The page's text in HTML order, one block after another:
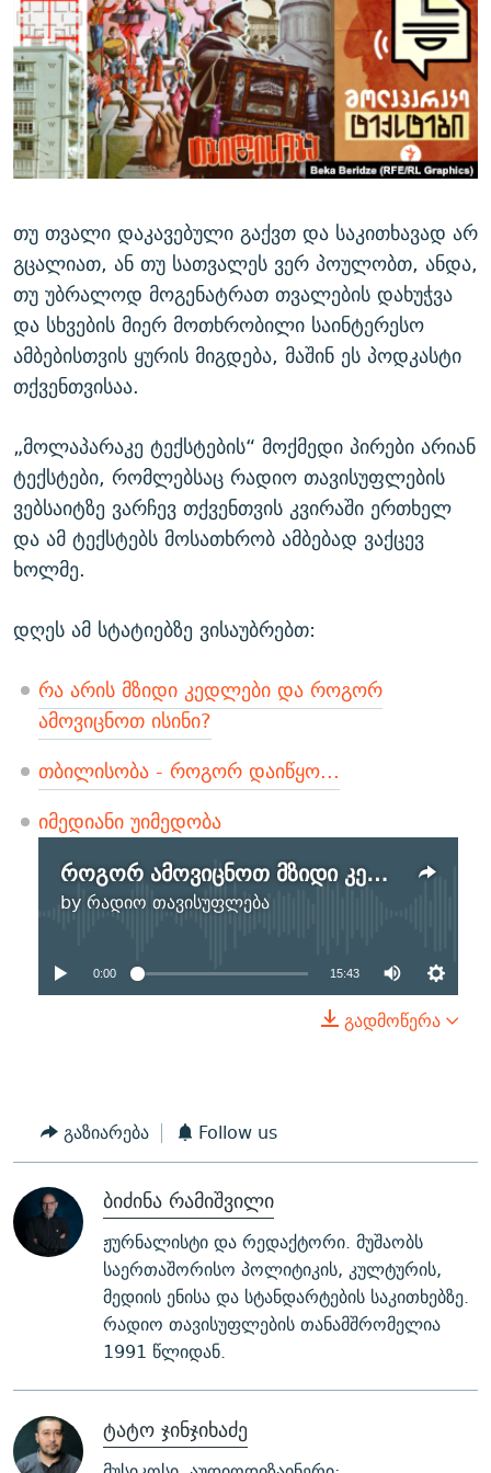
ᲛᲝᲚᲐᲞᲐᲠᲐᲙᲔ ᲢᲔᲥᲡᲢᲔᲑᲘ
ᲨᲘᲜ - ᲣᲪᲮᲝᲔᲗᲨᲘ
ᲚᲘᲢᲔᲠᲐᲢᲣᲠᲣᲚᲘ ᲬᲐᲮᲜᲐᲒᲔᲑᲘ
ᲐᲛᲔᲠᲘᲙᲣᲚᲘ ᲛᲝᲗᲮᲠᲝᲑᲐ
ᲘᲛᲞᲔᲠᲘᲐ ᲓᲐ ᲠᲐᲓᲘᲝ
ᲩᲔᲛᲘ ᲡᲘᲙᲕᲓᲘᲚᲘᲡ ᲛᲘᲖᲔᲖᲘᲐ COVID-19
11 ᲬᲔᲚᲘ - 11 ᲐᲛᲑᲐᲕᲘ
ᲡᲐᲞᲐᲠᲚᲐᲛᲔᲜᲢᲝ ᲐᲠᲩᲔᲕᲜᲔᲑᲘᲡ ᲘᲡᲢᲝᲠᲘᲐ
ᲑᲐᲕᲨᲕᲔᲑᲘ ᲞᲠᲝᲡᲢᲘᲢᲣᲪᲘᲐᲨᲘ - ᲐᲛᲝᲣᲗᲥᲛᲔᲚᲘ ᲐᲛᲑᲐᲕᲘ
5 ᲐᲛᲑᲐᲕᲘ - 20 ᲘᲕᲜᲘᲡᲡ ᲓᲐᲨᲐᲕᲔᲑᲣᲚᲔᲑᲘ
ПРИВЕТ ᲙᲣᲚᲢᲣᲠᲐ
ᲒᲐᲛᲝᲘᲬᲔᲠᲔ
რთე/რთ-ის ყველა საიტი
თუ თვალი დაკავებული გაქვთ და საკითხავად არ
გცალიათ, ან თუ სათვალეს ვერ პოულობთ, ანდა,
თუ უბრალოდ მოგენატრათ თვალების დახუჭვა
და სხვების მიერ მოთხრობილი საინტერესო
ამბებისთვის ყურის მიგდება, მაშინ ეს პოდკასტი
თქვენთვისაა.
„მოლაპარაკე ტექსტების“ მოქმედი პირები არიან
ტექსტები, რომლებსაც რადიო თავისუფლების
ვებსაიტზე ვარჩევ თქვენთვის კვირაში ერთხელ
და ამ ტექსტებს მოსათხრობ ამბებად ვაქცევ
ხოლმე.
დღეს ამ სტატიებზე ვისაუბრებთ:
რა არის მზიდი კედლები და როგორ
ამოვიცნოთ ისინი?
თბილისობა - როგორ დაიწყო...
იმედიანი უიმედობა
როგორ ამოვიცნოთ მზიდი კედლები. "თბილისობის" ისტორია. იმედიანი უიმედობა
byრადიო თავისუფლება
No media source currently
0:00 15:43
გადმოწერა
გაზიარება Follow us
ბიძინა რამიშვილი
ჟურნალისტი და რედაქტორი. მუშაობს
საერთაშორისო პოლიტიკის, კულტურის,
მედიის ენისა და სტანდარტების საკითხებზე.
რადიო თავისუფლების თანამშრომელია
1991 წლიდან.
ტატო ჯინჯიხაძე